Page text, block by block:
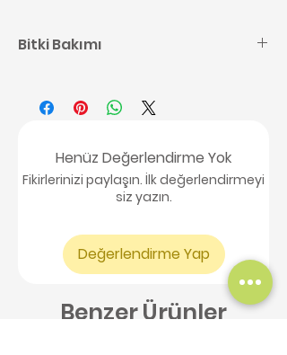
Bitki Bakımı
bilgilere buradan ulaşabilirsiniz,
tıklayınız.
Henüz Değerlendirme Yok
Fikirlerinizi paylaşın. İlk değerlendirmeyi
siz yazın.
Değerlendirme Yap
Benzer Ürünler